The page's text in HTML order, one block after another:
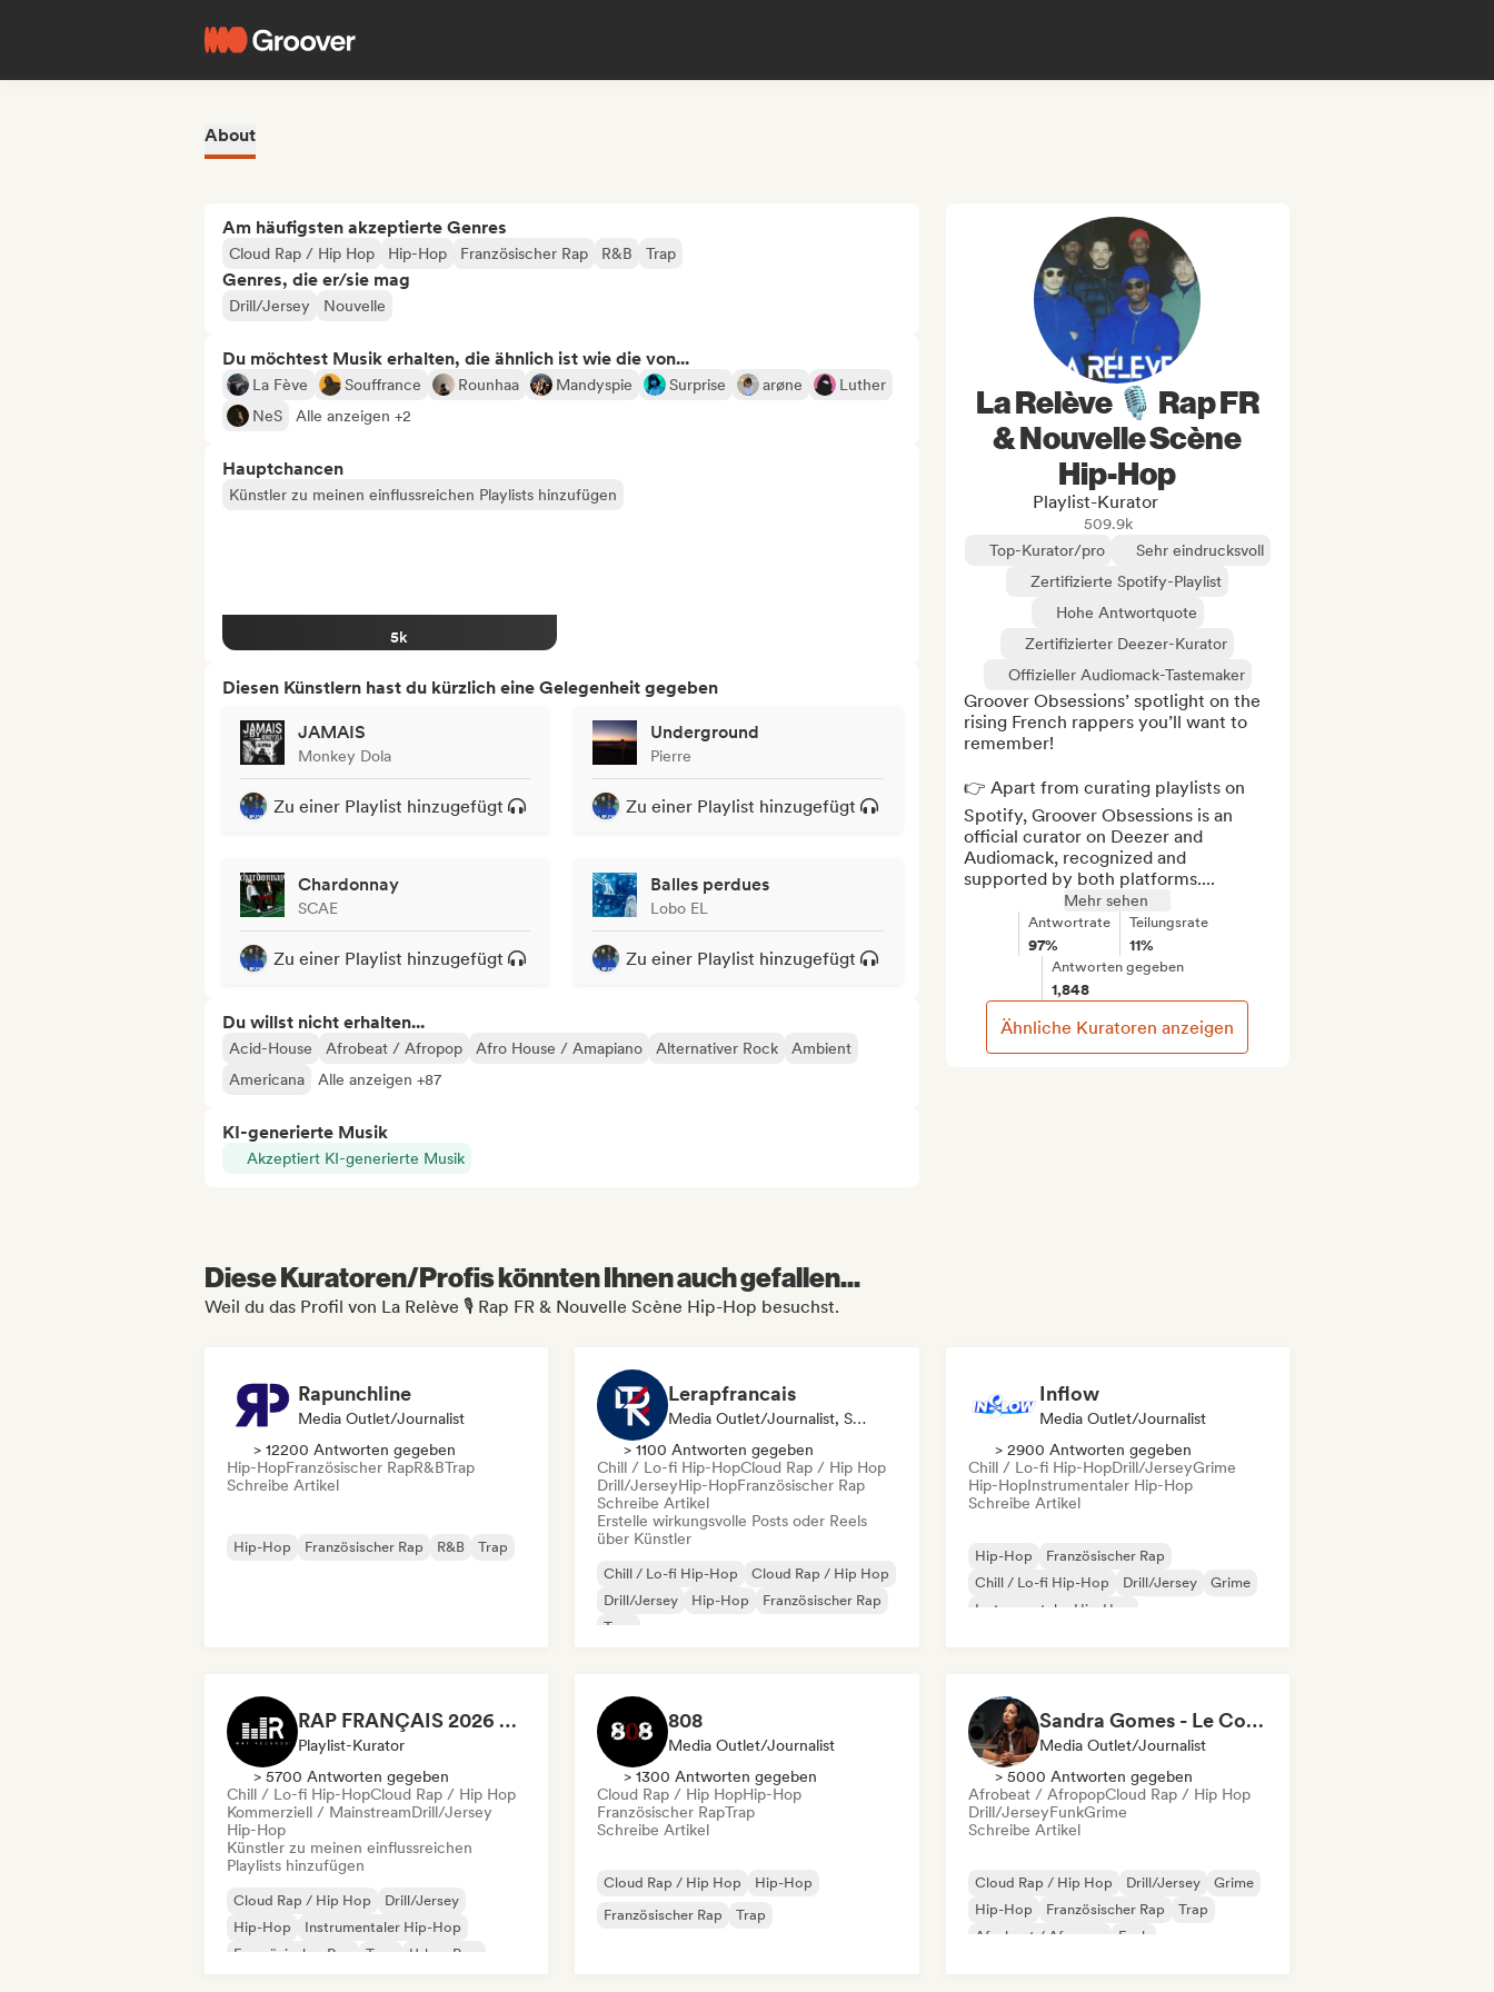
About
Am häufigsten akzeptierte Genres
Cloud Rap / Hip Hop Hip-Hop Französischer Rap R&B Trap
Genres, die er/sie mag
Drill/Jersey Nouvelle
Du möchtest Musik erhalten, die ähnlich ist wie die von...
La Fève Souffrance Rounhaa Mandyspie Surprise arøne
Luther
NeS
Alle anzeigen +2
Hauptchancen
Künstler zu meinen einflussreichen Playlists hinzufügen
5k
Diesen Künstlern hast du kürzlich eine Gelegenheit gegeben
JAMAIS
Monkey Dola
Zu einer Playlist hinzugefügt
Underground
Pierre
Zu einer Playlist hinzugefügt
Chardonnay
SCAE
Zu einer Playlist hinzugefügt
Balles perdues
Lobo EL
Zu einer Playlist hinzugefügt
Du willst nicht erhalten...
Acid-House Afrobeat / Afropop Afro House / Amapiano Alternativer Rock
Ambient
Americana
Alle anzeigen +87
KI-generierte Musik
Akzeptiert KI-generierte Musik
La Relève 🎙️ Rap FR
& Nouvelle Scène
Hip-Hop
Playlist-Kurator
509.9k
Top-Kurator/pro
Sehr eindrucksvoll
Zertifizierte Spotify-Playlist
Hohe Antwortquote
Zertifizierter Deezer-Kurator
Offizieller Audiomack-Tastemaker
Groover Obsessions’ spotlight on the
rising French rappers you’ll want to
remember!
👉 Apart from curating playlists on
Spotify, Groover Obsessions is an
official curator on Deezer and
Audiomack, recognized and
supported by both platforms....
Mehr sehen
Antwortrate
97%
Teilungsrate
11%
Antworten gegeben
1,848
Ähnliche Kuratoren anzeigen
Diese Kuratoren/Profis könnten Ihnen auch gefallen...
Weil du das Profil von La Relève 🎙️ Rap FR & Nouvelle Scène Hip-Hop besuchst.
Rapunchline
Media Outlet/Journalist
> 12200 Antworten gegeben
Hip-HopFranzösischer RapR&BTrap
Schreibe Artikel
Hip-Hop Französischer Rap R&B Trap
Lerapfrancais
Media Outlet/Journalist, Social Media Influencer
> 1100 Antworten gegeben
Chill / Lo-fi Hip-HopCloud Rap / Hip Hop
Drill/JerseyHip-HopFranzösischer Rap
Schreibe Artikel
Erstelle wirkungsvolle Posts oder Reels
über Künstler
Chill / Lo-fi Hip-Hop
Cloud Rap / Hip Hop
Drill/Jersey
Hip-Hop
Französischer Rap
Trap
Inflow
Media Outlet/Journalist
> 2900 Antworten gegeben
Chill / Lo-fi Hip-HopDrill/JerseyGrime
Hip-HopInstrumentaler Hip-Hop
Schreibe Artikel
Hip-Hop
Französischer Rap
Chill / Lo-fi Hip-Hop
Drill/Jersey
Grime
Instrumentaler Hip-Hop
RAP FRANÇAIS 2026 🔥🇫🇷 (Way Records)
Playlist-Kurator
> 5700 Antworten gegeben
Chill / Lo-fi Hip-HopCloud Rap / Hip Hop
Kommerziell / MainstreamDrill/Jersey
Hip-Hop
Künstler zu meinen einflussreichen
Playlists hinzufügen
Cloud Rap / Hip Hop
Drill/Jersey
Hip-Hop
Instrumentaler Hip-Hop
Französischer Rap
Trap
Urban Pop
808
Media Outlet/Journalist
> 1300 Antworten gegeben
Cloud Rap / Hip HopHip-Hop
Französischer RapTrap
Schreibe Artikel
Cloud Rap / Hip Hop
Hip-Hop
Französischer Rap
Trap
Sandra Gomes - Le Code Review & 1993initiales
Media Outlet/Journalist
> 5000 Antworten gegeben
Afrobeat / AfropopCloud Rap / Hip Hop
Drill/JerseyFunkGrime
Schreibe Artikel
Cloud Rap / Hip Hop Drill/Jersey
Grime
Hip-Hop
Französischer Rap
Trap
Afrobeat / Afropop
Funk